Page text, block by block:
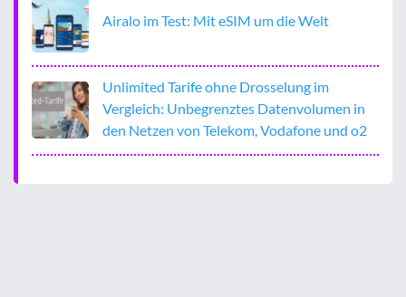
Airalo im Test: Mit eSIM um die Welt
Unlimited Tarife ohne Drosselung im
Vergleich: Unbegrenztes Datenvolumen in
den Netzen von Telekom, Vodafone und o2